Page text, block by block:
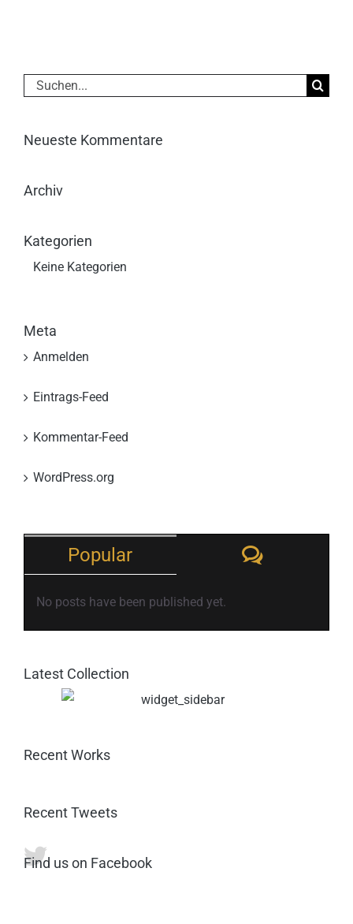
Suche
Neueste Kommentare
Archiv
Kategorien
Keine Kategorien
Meta
Anmelden
Eintrags-Feed
Kommentar-Feed
WordPress.org
Popular
No posts have been published yet.
Latest Collection
Recent Works
Recent Tweets
Find us on Facebook